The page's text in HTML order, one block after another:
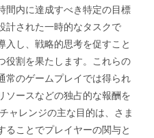
間内に達成すべき特定の目標
計された一時的なタスクで
入し、戦略的思考を促すこと
役割を果たします。これらの
常のゲームプレイでは得られ
ソースなどの独占的な報酬を
ャレンジの主な目的は、さま
ることでプレイヤーの関与と